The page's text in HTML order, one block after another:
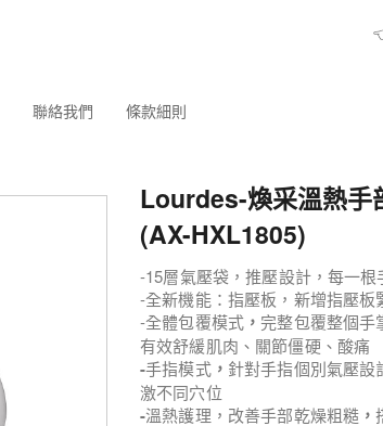
聯絡我們 條款細則
Lourdes-煥采溫熱手
(AX-HXL1805)
-15層氣壓袋，推壓設計，每一
-全新機能：指壓板，新增指壓
-全體包覆模式 ， 完整包覆整個手
有效舒緩肌肉、關節僵硬、酸痛
-手指模式， 針對手指個別氣壓
激不同穴位
-溫熱護理，改善手部乾燥粗糙 ，